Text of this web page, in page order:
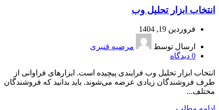
انتخاب ابزار تحلیل وب
فروردین 19, 1404
ارسال توسط
مرضیه قنبری
0 دیدگاه
انتخاب ابزار تحلیل وب فرایندی پیچیده است. ابزارهای فراوانی از
طرف فروشندگان زیادی عرضه می‌شوند. باید بدانید که فروشندگان
مختلف...